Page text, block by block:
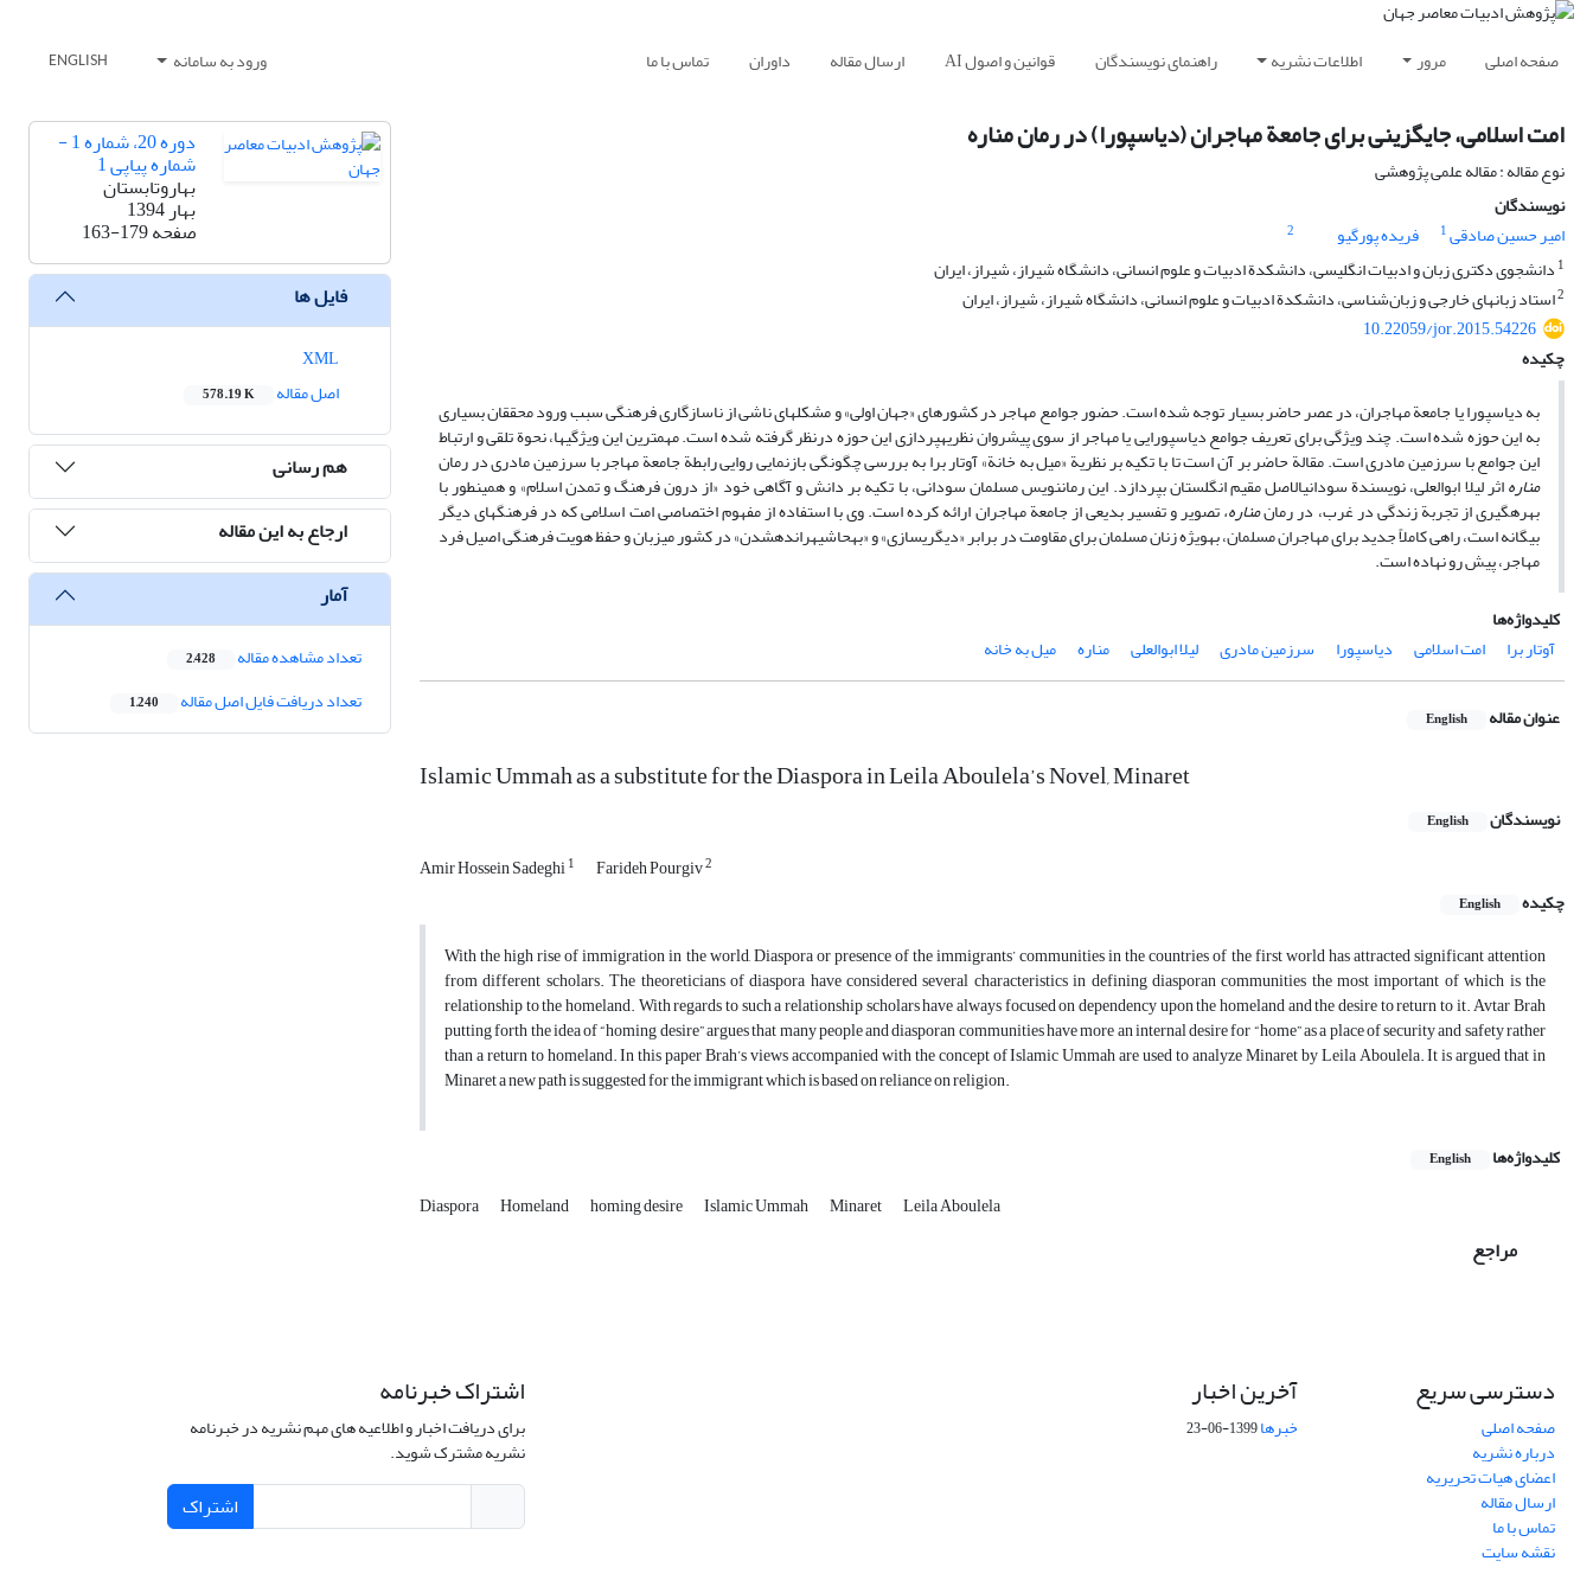
صفحه اصلی مرور اطلاعات نشریه راهنمای نویسندگان قوانین و اصول AI ارسال مقاله داوران تماس با ما ورود به سامانه ENGLISH
امت اسلامی، جایگزینی برای جامعة مهاجران (دیاسپورا) در رمان مناره
نوع مقاله : مقاله علمی پژوهشی
نویسندگان
امیر حسین صادقی1 فریده پورگیو
2
1 دانشجوی دکتری زبان و ادبیات انگلیسی، دانشکدة ادبیات و علوم انسانی، دانشگاه شیراز، شیراز، ‌ایران
2استاد زبان‏های خارجی و زبان‌شناسی، دانشکدة ادبیات و علوم انسانی، دانشگاه شیراز، شیراز، ‌ایران
10.22059/jor.2015.54226
چکیده
به دیاسپورا یا جامعة مهاجران، در عصر حاضر بسیار توجه شده است. حضور جوامع مهاجر در کشورهای «جهان اولی» و مشکل­های ناشی از ناسازگاری فرهنگی سبب ورود محققان بسیاری
به این حوزه شده است. چند ویژگی برای تعریف جوامع دیاسپورایی یا مهاجر از سوی پیشروان نظریه‏پردازی این حوزه درنظر گرفته شده است. مهم­ترین این ویژگی­ها، نحوة تلقی و ارتباط
این جوامع با سرزمین مادری است. مقالة حاضر بر آن است تا با تکیه بر نظریة «میل به خانة» آوتار برا به بررسی چگونگی بازنمایی روایی رابطة جامعة مهاجر با سرزمین مادری در رمان
منارهاثر لیلا ابوالعلی، نویسندة سودانی­الاصل مقیم انگلستان بپردازد. این رمان‏نویس مسلمان سودانی، با تکیه بر دانش و آگاهی خود «از درون فرهنگ و تمدن اسلام» و همین‏طور با
بهره­گیری از تجربة زندگی در غرب، در رمانمناره،تصویر و تفسیر بدیعی از جامعة مهاجران ارائه کرده است. وی با استفاده از مفهوم اختصاصی امت اسلامی که در فرهنگ‏های دیگر
بیگانه است، راهی کاملاً جدید برای مهاجران مسلمان، به­ویژه زنان مسلمان برای مقاومت در برابر «دیگری­سازی» و «به­حاشیه­رانده­شدن» در کشور میزبان و حفظ هویت فرهنگی اصیل فرد
مهاجر، پیش رو نهاده است.
کلیدواژه‌ها
آوتار برا
امت اسلامی دیاسپورا سرزمین مادری لیلا ابوالعلی مناره میل به خانه
عنوان مقاله English
Islamic Ummah as a substitute for the Diaspora in Leila Aboulela’s Novel, Minaret
نویسندگان English
Amir Hossein Sadeghi1 Farideh Pourgiv2
چکیده English
With the high rise of immigration in the world, Diaspora or presence of the immigrants’ communities in the countries of the first world has attracted significant attention
from different scholars. The theoreticians of diaspora have considered several characteristics in defining diasporan communities the most important of which is the
relationship to the homeland. With regards to such a relationship scholars have always focused on dependency upon the homeland and the desire to return to it. Avtar Brah
putting forth the idea of “homing desire” argues that many people and diasporan communities have more an internal desire for “home” as a place of security and safety rather
than a return to homeland. In this paper Brah’s views accompanied with the concept of Islamic Ummah are used to analyze Minaret by Leila Aboulela. It is argued that in
Minaret a new path is suggested for the immigrant which is based on reliance on religion.
کلیدواژه‌ها English
Diaspora Homeland homing desire Islamic Ummah Minaret Leila Aboulela
مراجع
دوره 20، شماره 1 -
شماره پیاپی 1
بهاروتابستان
بهار 1394
صفحه163-179
فایل ها
اصل مقاله
578.19 K
هم رسانی
ارجاع به این مقاله
آمار
تعداد مشاهده مقاله 2,428
تعداد دریافت فایل اصل مقاله 1,240
دسترسی سریع
صفحه اصلی
درباره نشریه
اعضای هیات تحریریه
ارسال مقاله
تماس با ما
نقشه سایت
آخرین اخبار
خبرها1399-06-23
اشتراک خبرنامه
برای دریافت اخبار و اطلاعیه های مهم نشریه در خبرنامه
نشریه مشترک شوید.
اشتراک